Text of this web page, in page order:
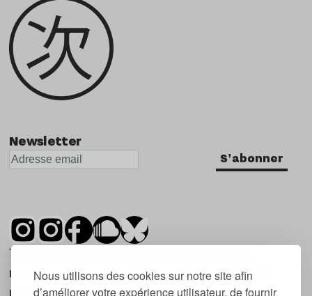
Nous utilisons des cookies sur notre site afin
d’améliorer votre expérience utilisateur, de fournir
Newsletter
S'abonner
Tsugi est un mensuel indépendant sur la
musique et les nouvelles tendances, dont la
première parution date de 2007.